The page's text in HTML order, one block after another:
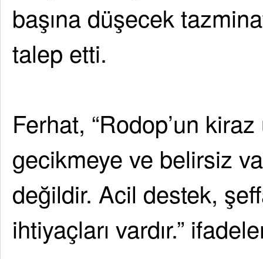
başına düşecek
talep etti.
Ferhat, “Rodop’un
gecikmeye ve belirsiz
değildir. Acil destek,
ihtiyaçları vardır.”